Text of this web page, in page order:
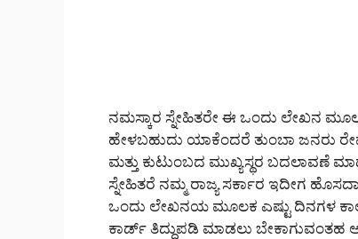
ನಮಸ್ಕಾರ ಸ್ನೇಹಿತರೇ ಈ ಒಂದು ಲೇಖನ
ಹೇಳಬಹುದು ಯಾಕೆಂದರೆ ತುಂಬಾ ಜನರು
ಮತ್ತು ಕುಟುಂಬದ ಮುಖ್ಯಸ್ಥರ ಬದಲಾವಣೆ
ಸ್ನೇಹಿತರೆ ನಮ್ಮ ರಾಜ್ಯ ಸರ್ಕಾರ ಇದೀಗ
ಒಂದು ಲೇಖನಯ ಮೂಲಕ ಎಷ್ಟು ದಿನಗಳ
ಕಾರ್ಡ್ ತಿದ್ದುಪಡಿ ಮಾಡಲು